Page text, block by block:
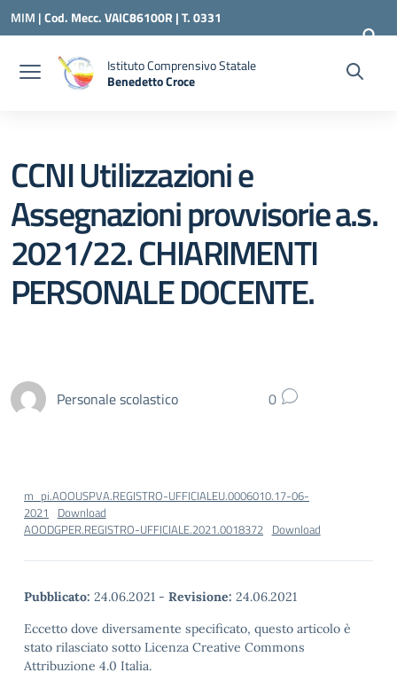
Vai ai contenuti
Vai al menu di navigazione
Vai al footer
MIM |Cod. Mecc. VAIC86100R | T. 0331
240260 | VAIC86100R@ISTRUZIONE.IT
Istituto Comprensivo Statale
Benedetto Croce
CCNI Utilizzazioni e
Assegnazioni provvisorie a.s.
2021/22. CHIARIMENTI
PERSONALE DOCENTE.
Personale scolastico 0
m_pi.AOOUSPVA.REGISTRO-UFFICIALEU.0006010.17-06-
2021
Download
AOODGPER.REGISTRO-UFFICIALE.2021.0018372 Download
Pubblicato: 24.06.2021 - Revisione: 24.06.2021
Eccetto dove diversamente specificato, questo articolo è
stato rilasciato sotto Licenza Creative Commons
Attribuzione 4.0 Italia.